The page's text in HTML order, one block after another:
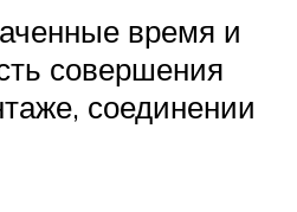
время и
совершения
соединении